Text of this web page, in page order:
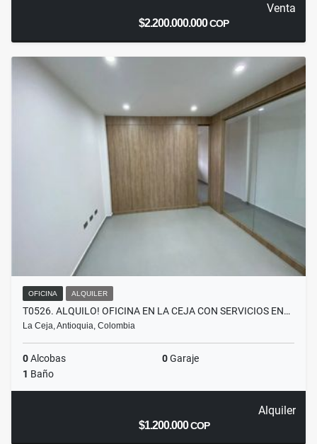
Venta
$2.200.000.000COP
OFICINA ALQUILER
T0526. ALQUILO! OFICINA EN LA CEJA CON SERVICIOS EN…
La Ceja, Antioquia, Colombia
0Alcobas 0Garaje
1 Baño
Alquiler
$1.200.000COP